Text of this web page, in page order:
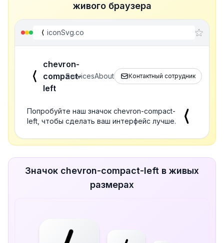
живого браузера
iconSvg.co
chevron-
compact-
left
ServicesAbout Контактный сотрудник
Попробуйте наш значок chevron-compact-
left, чтобы сделать ваш интерфейс лучше.
Значок chevron-compact-left в живых
размерах